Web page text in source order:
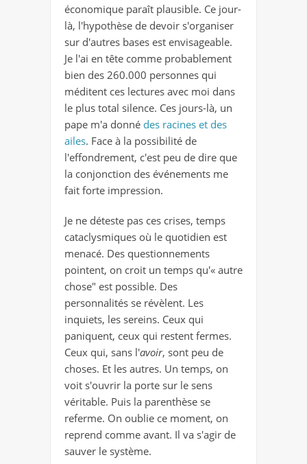
économique paraît plausible. Ce jour-
là, l'hypothèse de devoir s'organiser
sur d'autres bases est envisageable.
Je l'ai en tête comme probablement
bien des 260.000 personnes qui
méditent ces lectures avec moi dans
le plus total silence. Ces jours-là, un
pape m'a donné des racines et des
ailes. Face à la possibilité de
l'effondrement, c'est peu de dire que
la conjonction des événements me
fait forte impression.
Je ne déteste pas ces crises, temps
cataclysmiques où le quotidien est
menacé. Des questionnements
pointent, on croit un temps qu'« autre
chose" est possible. Des
personnalités se révèlent. Les
inquiets, les sereins. Ceux qui
paniquent, ceux qui restent fermes.
Ceux qui, sans l'avoir, sont peu de
choses. Et les autres. Un temps, on
voit s'ouvrir la porte sur le sens
véritable. Puis la parenthèse se
referme. On oublie ce moment, on
reprend comme avant. Il va s'agir de
sauver le système.